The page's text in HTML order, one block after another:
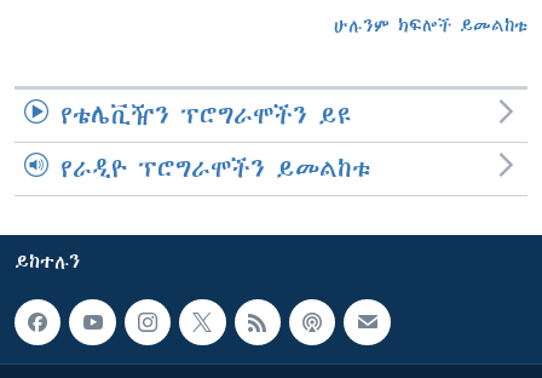
ሁሉንም ክፍሎች ይመልከቱ
የቴሌቪዥን ፕሮግራሞችን ይዩ
የራዲዮ ፕሮግራሞችን ይመልከቱ
ይከተሉን